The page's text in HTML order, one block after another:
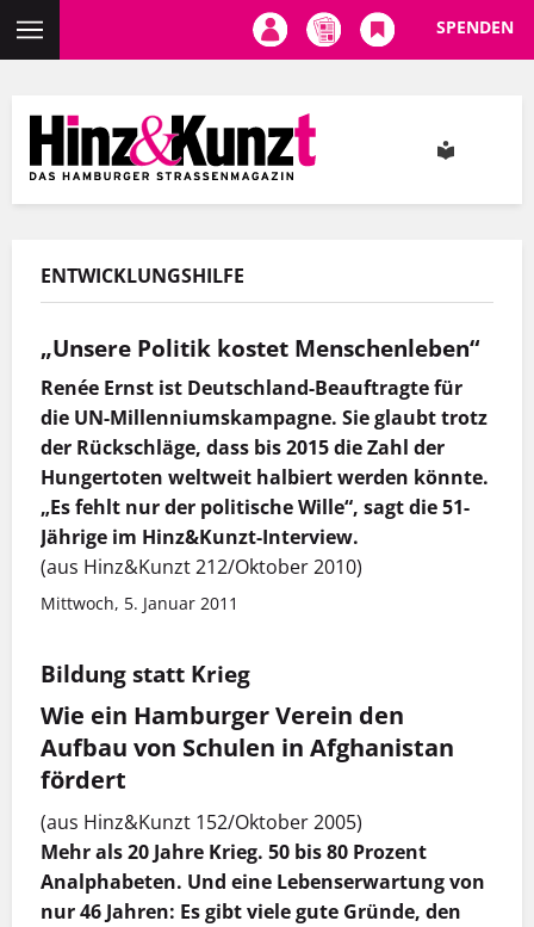
Inhalt
SPENDEN
ENTWICKLUNGSHILFE
„Unsere Politik kostet Menschenleben“
Renée Ernst ist Deutschland-Beauftragte für
die UN-Millenniumskampagne. Sie glaubt trotz
der Rückschläge, dass bis 2015 die Zahl der
Hungertoten weltweit halbiert werden könnte.
„Es fehlt nur der politische Wille“, sagt die 51-
Jährige im Hinz&Kunzt-Interview.
(aus Hinz&Kunzt 212/Oktober 2010)
Mittwoch, 5. Januar 2011
Bildung statt Krieg
Wie ein Hamburger Verein den
Aufbau von Schulen in Afghanistan
fördert
(aus Hinz&Kunzt 152/Oktober 2005)
Mehr als 20 Jahre Krieg. 50 bis 80 Prozent
Analphabeten. Und eine Lebenserwartung von
nur 46 Jahren: Es gibt viele gute Gründe, den